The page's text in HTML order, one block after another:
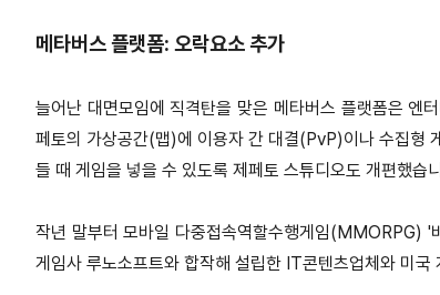
메타버스 플랫폼: 오락요소 추가
늘어난 대면모임에 직격탄을 맞은 메타버스 플랫폼은 엔
페토의 가상공간(맵)에 이용자 간 대결(PvP)이나 수집형
들 때 게임을 넣을 수 있도록 제페토 스튜디오도 개편했습
작년 말부터 모바일 다중접속역할수행게임(MMORPG) '
게임사 루노소프트와 합작해 설립한 IT콘텐츠업체와 미